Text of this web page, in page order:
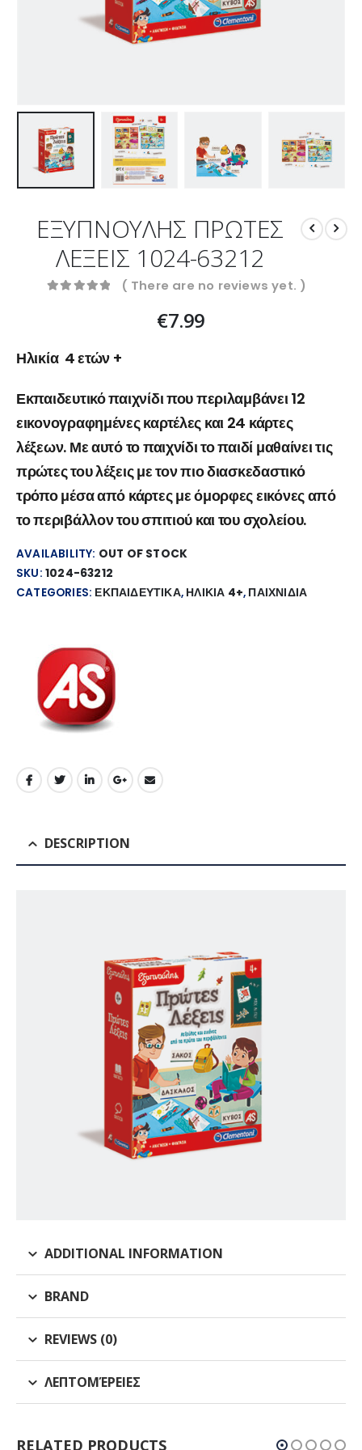
ΕΞΥΠΝΟΥΛΗΣ ΠΡΩΤΕΣ
ΛΕΞΕΙΣ 1024-63212
( There are no reviews yet. )
€7.99
Ηλικία 4 ετών +
Εκπαιδευτικό παιχνίδι που περιλαμβάνει 12
εικονογραφημένες καρτέλες και 24 κάρτες
λέξεων. Με αυτό το παιχνίδι το παιδί μαθαίνει τις
πρώτες του λέξεις με τον πιο διασκεδαστικό
τρόπο μέσα από κάρτες με όμορφες εικόνες από
το περιβάλλον του σπιτιού και του σχολείου.
AVAILABILITY: OUT OF STOCK
SKU: 1024-63212
CATEGORIES: ΕΚΠΑΙΔΕΥΤΙΚΑ, ΗΛΙΚΙΑ 4+, ΠΑΙΧΝΙΔΙΑ
DESCRIPTION
ADDITIONAL INFORMATION
BRAND
REVIEWS (0)
ΛΕΠΤΟΜΈΡΕΙΕΣ
RELATED PRODUCTS